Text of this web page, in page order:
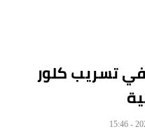
في تسريب كلور